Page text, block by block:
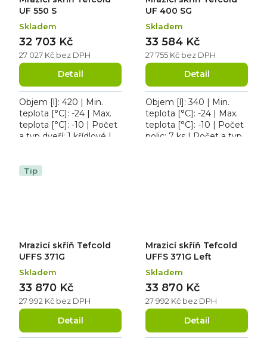
UF 550 S
Skladem
27 027 Kč bez DPH
32 703 Kč
Detail
Objem [l]: 420 | Min.
teplota [°C]: -24 | Max.
teplota [°C]: -10 | Počet
a typ dveří: 1 křídlové |
osvětlení...
UF 400 SG
Skladem
27 755 Kč bez DPH
33 584 Kč
Detail
Objem [l]: 340 | Min.
teplota [°C]: -24 | Max.
teplota [°C]: -10 | Počet
polic: 7 ks | Počet a typ
Tip
Mrazicí skříň Tefcold
UFFS 371G
Skladem
27 992 Kč bez DPH
33 870 Kč
Detail
Mrazicí skříň Tefcold
UFFS 371G Left
Skladem
27 992 Kč bez DPH
33 870 Kč
Detail